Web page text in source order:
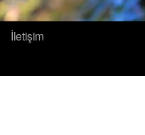
İletişim